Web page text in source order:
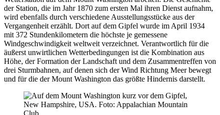
der Station, die im Jahr 1870 zum ersten Mal ihren Dienst aufnahm,
wird ebenfalls durch verschiedene Ausstellungsstücke aus der
Vergangenheit erzählt. Dort auf dem Gipfel wurde im April 1934
mit 372 Stundenkilometern die höchste je gemessene
Windgeschwindigkeit weltweit verzeichnet. Verantwortlich für die
äußerst unwirtlichen Wetterbedingungen ist die Kombination aus
Höhe, der Formation der Landschaft und dem Zusammentreffen von
drei Sturmbahnen, auf denen sich der Wind Richtung Meer bewegt
und für die der Mount Washington das größte Hindernis darstellt.